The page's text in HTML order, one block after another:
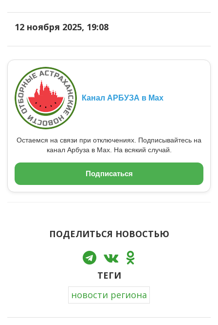
12 ноября 2025, 19:08
Канал АРБУЗА в Max
Остаемся на связи при отключениях. Подписывайтесь на
канал Арбуза в Max. На всякий случай.
Подписаться
ПОДЕЛИТЬСЯ НОВОСТЬЮ
ТЕГИ
новости региона